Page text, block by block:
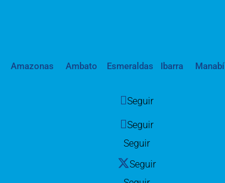
Amazonas Ambato Esmeraldas Ibarra Manabí
Seguir
Seguir
Seguir
Seguir